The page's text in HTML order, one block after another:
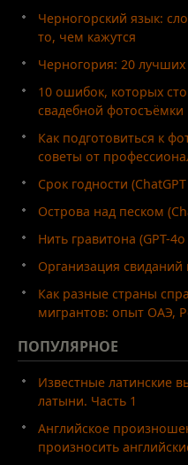
Черногорский язык:
то, чем кажутся
Черногория: 20
10 ошибок, которых
свадебной фотосъёмки
Как подготовиться к
советы от
Срок годности
Острова над песком
Нить гравитона (GPT-
Организация
Как разные страны
мигрантов: опыт ОАЭ,
ПОПУЛЯРНОЕ
Известные латинские
латыни. Часть 1
Английское
произносить